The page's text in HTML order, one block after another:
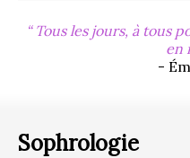
Tous les jours, à tous
en
-
Sophrologie